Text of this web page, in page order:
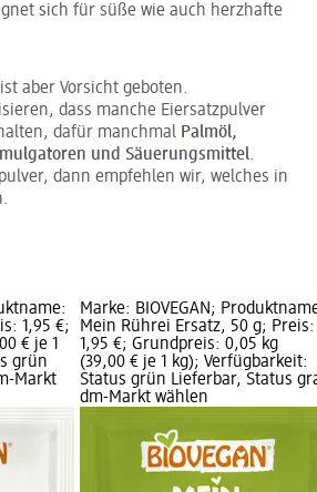
sich für süße wie auch herzhafte
aber Vorsicht geboten.
dass manche Eiersatzpulver
dafür manchmal Palmöl,
und Säuerungsmittel.
dann empfehlen wir, welches in
1,95 €;
€ je 1
grün
Markt
Marke: BIOVEGAN;
Mein Rührei Ersatz, 50 g; Preis:
1,95 €; Grundpreis: 0,05 kg
(39,00 € je 1 kg); Verfügbarkeit:
Status grün Lieferbar, Status
dm-Markt wählen